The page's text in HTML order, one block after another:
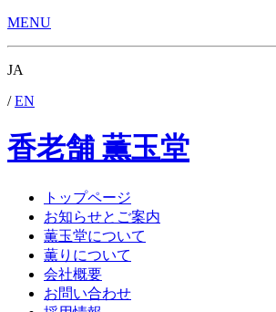
MENU
JA
/ EN
香老舗 薫玉堂
トップページ
お知らせとご案内
薫玉堂について
薫りについて
会社概要
お問い合わせ